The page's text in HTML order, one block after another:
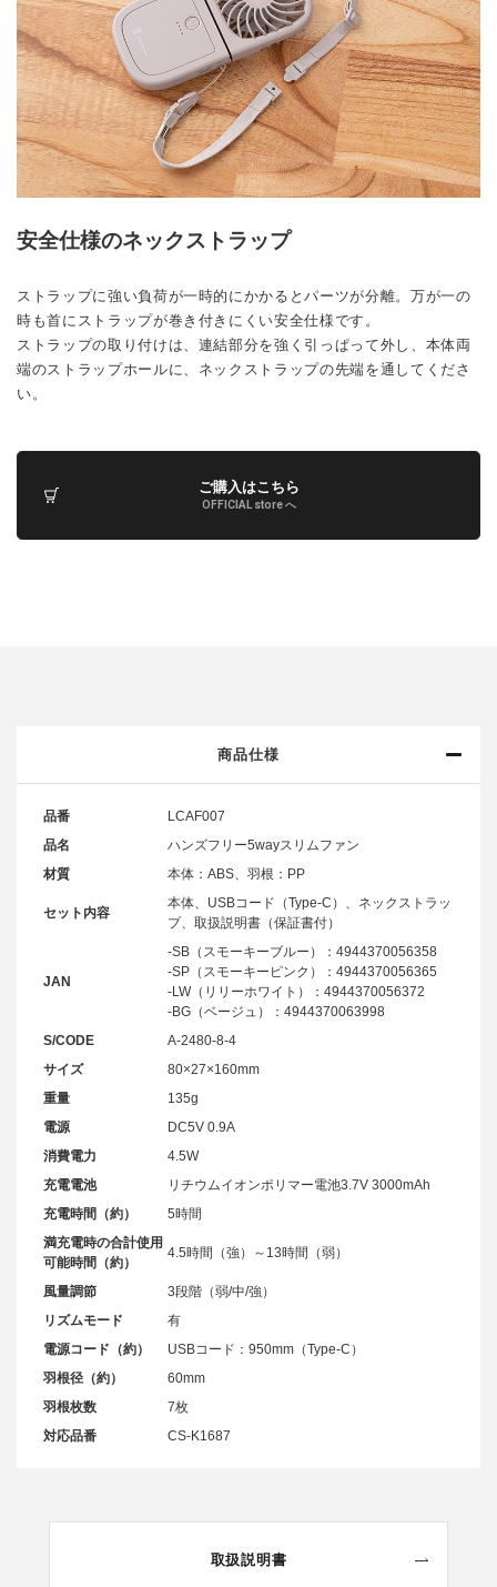
安全仕様のネックストラップ
ストラップに強い負荷が一時的にかかるとパーツが分離。万が一の
時も首にストラップが巻き付きにくい安全仕様です。
ストラップの取り付けは、連結部分を強く引っぱって外し、本体両
端のストラップホールに、ネックストラップの先端を通してくださ
い。
ご購入はこちら
OFFICIAL store へ
商品仕様
品番
LCAF007
品名
ハンズフリー5wayスリムファン
材質
本体：ABS、羽根：PP
セット内容
本体、USBコード（Type-C）、ネックストラッ
プ、取扱説明書（保証書付）
JAN
-SB（スモーキーブルー）：4944370056358
-SP（スモーキーピンク）：4944370056365
-LW（リリーホワイト）：4944370056372
-BG（ベージュ）：4944370063998
S/CODE
A-2480-8-4
サイズ
80×27×160mm
重量
135g
電源
DC5V 0.9A
消費電力
4.5W
充電電池
リチウムイオンポリマー電池3.7V 3000mAh
充電時間（約）
5時間
満充電時の合計使用
可能時間（約）
4.5時間（強）～13時間（弱）
風量調節
3段階（弱/中/強）
リズムモード
有
電源コード（約）
USBコード：950mm（Type-C）
羽根径（約）
60mm
羽根枚数
7枚
対応品番
CS-K1687
取扱説明書